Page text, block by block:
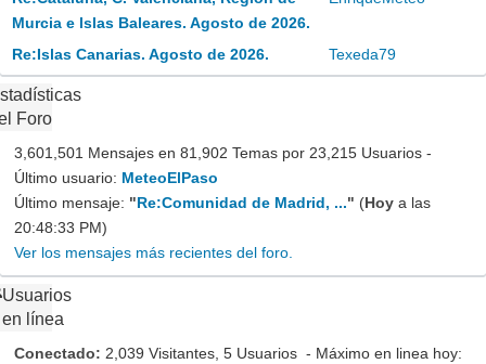
Murcia e Islas Baleares. Agosto de 2026.
Re:Islas Canarias. Agosto de 2026. Texeda79
Foro
3,601,501 Mensajes en 81,902 Temas por 23,215 Usuarios -
Último usuario: MeteoElPaso
Último mensaje: "Re:Comunidad de Madrid, ..." (Hoy a las
20:48:33 PM)
Ver los mensajes más recientes del foro.
Usuarios
en línea
Conectado: 2,039 Visitantes, 5 Usuarios - Máximo en linea hoy: